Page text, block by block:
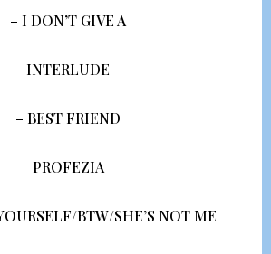
– I DON’T GIVE A
INTERLUDE
– BEST FRIEND
PROFEZIA
BTW/SHE’S NOT ME